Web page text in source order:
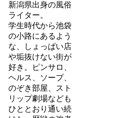
新潟県出身の風俗
ライター。
学生時代から池袋
の小路にあるよう
な、しょっぱい店
や垢抜けない街が
好き。ピンサロ、
ヘルス、ソープ、
のぞき部屋、スト
リップ劇場なども
ひととおり通い続